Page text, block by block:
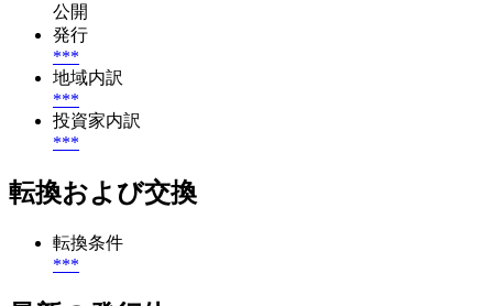
公開
発行
***
地域内訳
***
投資家内訳
***
転換および交換
転換条件
***